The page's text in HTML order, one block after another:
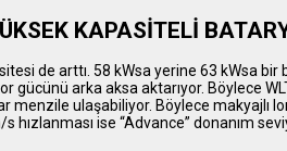
KAPASİTELİ
de arttı. 58 kWsa yerine 63 kWsa
gücünü arka aksa aktarıyor. Böylece
menzile ulaşabiliyor. Böylece makyajlı
s hızlanması ise “Advance” donanım